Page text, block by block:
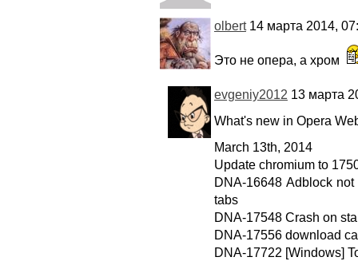
olbert14 марта 2014,
Это не опера, а хром
evgeniy2012 13 марта
What's new in Opera
March 13th, 2014
Update chromium to
DNA-16648 Adblock
tabs
DNA-17548 Crash on
DNA-17556 download
DNA-17722 [Windows]